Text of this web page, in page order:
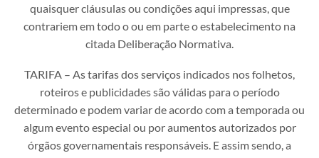
quaisquer cláusulas ou condições aqui impressas, que
contrariem em todo o ou em parte o estabelecimento na
citada Deliberação Normativa.
TARIFA – As tarifas dos serviços indicados nos folhetos,
roteiros e publicidades são válidas para o período
determinado e podem variar de acordo com a temporada ou
algum evento especial ou por aumentos autorizados por
órgãos governamentais responsáveis. E assim sendo, a